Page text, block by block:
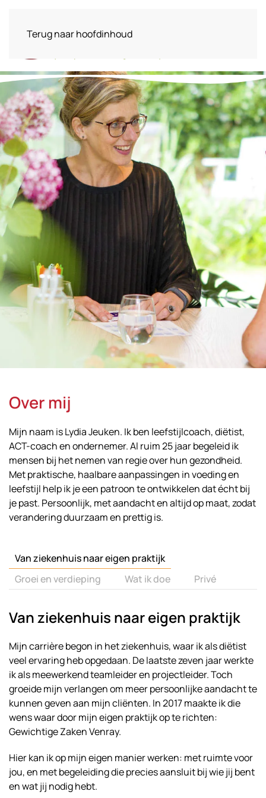
Terug naar hoofdinhoud
Over mij
Mijn naam is Lydia Jeuken. Ik ben leefstijlcoach, diëtist,
ACT-coach en ondernemer. Al ruim 25 jaar begeleid ik
mensen bij het nemen van regie over hun gezondheid.
Met praktische, haalbare aanpassingen in voeding en
leefstijl help ik je een patroon te ontwikkelen dat écht bij
je past. Persoonlijk, met aandacht en altijd op maat, zodat
verandering duurzaam en prettig is.
Van ziekenhuis naar eigen praktijk
Groei en verdieping
Wat ik doe Privé
Van ziekenhuis naar eigen praktijk
Mijn carrière begon in het ziekenhuis, waar ik als diëtist
veel ervaring heb opgedaan. De laatste zeven jaar werkte
ik als meewerkend teamleider en projectleider. Toch
groeide mijn verlangen om meer persoonlijke aandacht te
kunnen geven aan mijn cliënten. In 2017 maakte ik die
wens waar door mijn eigen praktijk op te richten:
Gewichtige Zaken Venray.
Hier kan ik op mijn eigen manier werken: met ruimte voor
jou, en met begeleiding die precies aansluit bij wie jij bent
en wat jij nodig hebt.